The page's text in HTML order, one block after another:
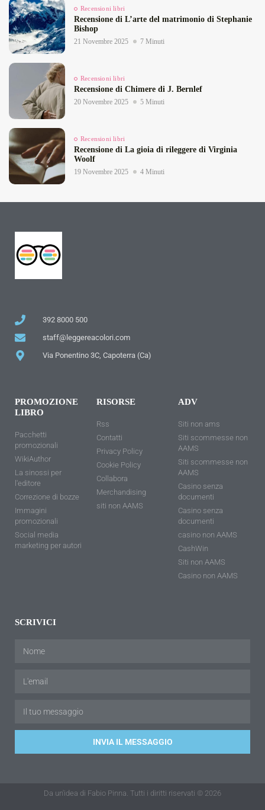
Recensioni libri
Recensione di L’arte del matrimonio di Stephanie
Bishop
21 Novembre 2025 7 Minuti
Recensioni libri
Recensione di Chimere di J. Bernlef
20 Novembre 2025 5 Minuti
Recensioni libri
Recensione di La gioia di rileggere di Virginia
Woolf
19 Novembre 2025 4 Minuti
392 8000 500
staff@leggereacolori.com
Via Ponentino 3C, Capoterra (Ca)
PROMOZIONE
LIBRO
Pacchetti
promozionali
WikiAuthor
La sinossi per
l'editore
Correzione di bozze
Immagini
promozionali
Social media
marketing per autori
RISORSE
Rss
Contatti
Privacy Policy
Cookie Policy
Collabora
Merchandising
siti non AAMS
ADV
Siti non ams
Siti scommesse non
AAMS
Siti scommesse non
AAMS
Casino senza
documenti
Casino senza
documenti
casino non AAMS
CashWin
Siti non AAMS
Casino non AAMS
SCRIVICI
INVIA IL MESSAGGIO
Da un'idea di Fabio Pinna. Tutti i diritti riservati © 2026